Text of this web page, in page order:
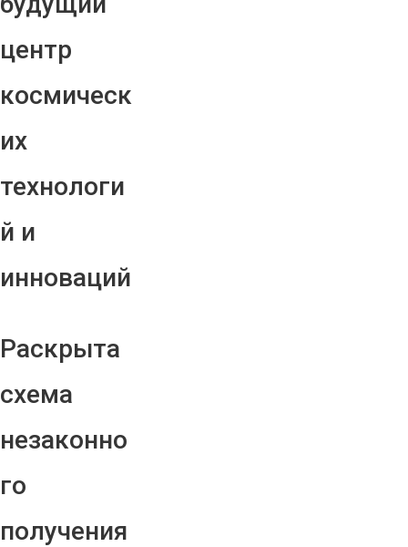
центр
космическ
их
технологи
й и
инноваций
Раскрыта
схема
незаконно
го
получения